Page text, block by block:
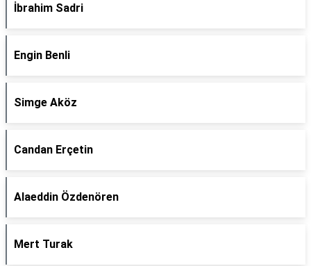
İbrahim Sadri
Engin Benli
Simge Aköz
Candan Erçetin
Alaeddin Özdenören
Mert Turak